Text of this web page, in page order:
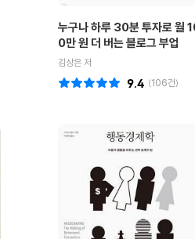
누구나 하루 30분 투자로 월
0만 원 더 버는 블로그 부업
김상은 저
(106건)
9.4